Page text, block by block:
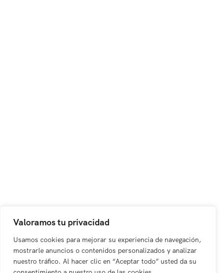
Valoramos tu privacidad
Usamos cookies para mejorar su experiencia de navegación,
mostrarle anuncios o contenidos personalizados y analizar
nuestro tráfico. Al hacer clic en “Aceptar todo” usted da su